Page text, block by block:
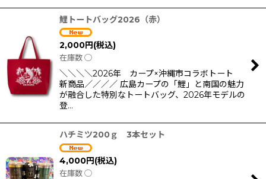
鯉トートバッグ2026（赤）
2,000円(税込)
在庫数 ◯
＼＼＼＼2026年 カープ×沖縄市コラボトート
新商品／／／／ 広島カープの「鯉」と南国の魅力
が融合した特別なトートバッグ、2026年モデルの
登…
ハチミツ200ｇ 3本セット
4,000円(税込)
在庫数 ◯